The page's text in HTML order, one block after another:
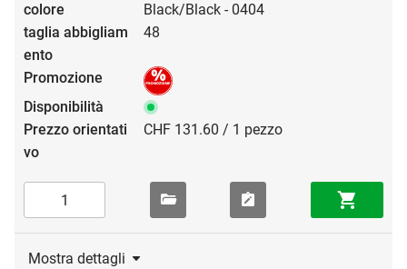
Black/Black - 0404
48
CHF 131.60 / 1 pezzo
Mostra dettagli